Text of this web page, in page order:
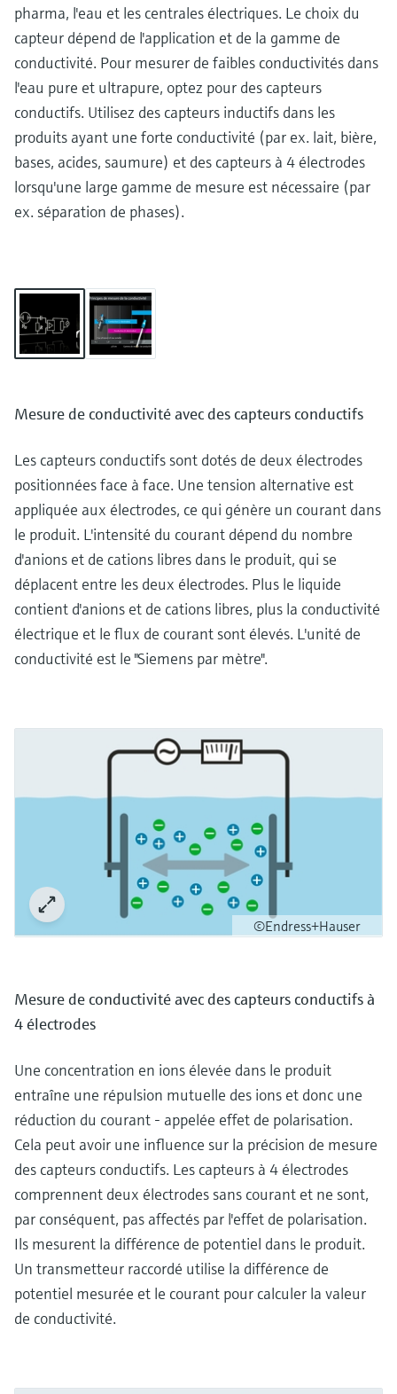
pharma, l'eau et les centrales électriques. Le choix du
capteur dépend de l'application et de la gamme de
conductivité. Pour mesurer de faibles conductivités dans
l'eau pure et ultrapure, optez pour des capteurs
conductifs. Utilisez des capteurs inductifs dans les
produits ayant une forte conductivité (par ex. lait, bière,
bases, acides, saumure) et des capteurs à 4 électrodes
lorsqu'une large gamme de mesure est nécessaire (par
ex. séparation de phases).
Mesure de conductivité avec des capteurs conductifs
Les capteurs conductifs sont dotés de deux électrodes
positionnées face à face. Une tension alternative est
appliquée aux électrodes, ce qui génère un courant dans
le produit. L'intensité du courant dépend du nombre
d'anions et de cations libres dans le produit, qui se
déplacent entre les deux électrodes. Plus le liquide
contient d'anions et de cations libres, plus la conductivité
électrique et le flux de courant sont élevés. L'unité de
conductivité est le "Siemens par mètre".
©Endress+Hauser
Mesure de conductivité avec des capteurs conductifs à
4 électrodes
Une concentration en ions élevée dans le produit
entraîne une répulsion mutuelle des ions et donc une
réduction du courant - appelée effet de polarisation.
Cela peut avoir une influence sur la précision de mesure
des capteurs conductifs. Les capteurs à 4 électrodes
comprennent deux électrodes sans courant et ne sont,
par conséquent, pas affectés par l'effet de polarisation.
Ils mesurent la différence de potentiel dans le produit.
Un transmetteur raccordé utilise la différence de
potentiel mesurée et le courant pour calculer la valeur
de conductivité.